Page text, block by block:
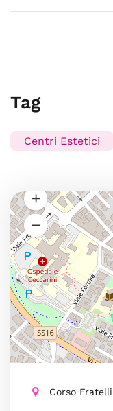
Tag
Centri Estetici
Corso